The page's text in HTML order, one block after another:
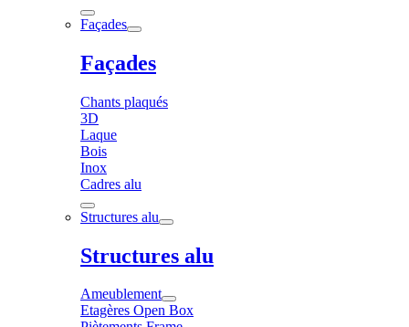
Façades
Façades
Chants plaqués
3D
Laque
Bois
Inox
Cadres alu
Structures alu
Structures alu
Ameublement
Etagères Open Box